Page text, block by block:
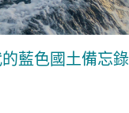
藍色國土備忘錄